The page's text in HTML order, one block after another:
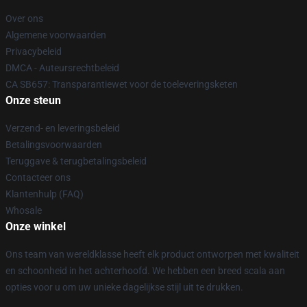
Over ons
Algemene voorwaarden
Privacybeleid
DMCA - Auteursrechtbeleid
CA SB657: Transparantiewet voor de toeleveringsketen
Onze steun
Verzend- en leveringsbeleid
Betalingsvoorwaarden
Teruggave & terugbetalingsbeleid
Contacteer ons
Klantenhulp (FAQ)
Whosale
Onze winkel
Ons team van wereldklasse heeft elk product ontworpen met kwaliteit
en schoonheid in het achterhoofd. We hebben een breed scala aan
opties voor u om uw unieke dagelijkse stijl uit te drukken.